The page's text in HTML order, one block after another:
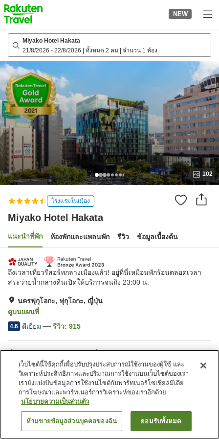
to
top
page
NEW
Miyako Hotel Hakata
21/8/2026 - 22/8/2026 ทั้งหมด 2 คน จำนวน 1 ห้อง
102
โรงแรมในเมือง
Miyako Hotel Hakata
แนะนำที่พัก ห้องพักและแพลนพัก รีวิว ข้อมูลเบื้องต้น
ถึงเวลาเที่ยวรีสอร์ทกลางเมืองแล้ว! อยู่ที่นี่เหมือนพักร้อนตลอดเวลา
สระว่ายน้ำกลางคืนเปิดให้บริการจนถึง 23:00 น.
นครฟุกุโอกะ, ฟุกุโอกะ, ญี่ปุ่น
ดูบนแผนที่
4.6 ดีเยี่ยม รีวิว: 915
เดินห้านาทีถึงสถานี
อ่างน้ำวน
ซาวน่า
สปา/บิวตี้ซาลอน
หน้าแรก ญี่ปุ่น ฟุกุโอกะ
ค้นหาห้องพัก
เว็บไซต์นี้ใช้คุกกี้เพื่อปรับปรุงประสบการณ์ใช้งานของผู้ใช้ และ
วิเคราะห์ประสิทธิภาพและปริมาณการใช้งานบนเว็บไซต์ของเรา
เรายังแบ่งปันข้อมูลการใช้งานไซต์กับพาร์ทเนอร์โซเชียลมีเดีย
การโฆษณาและพาร์ทเนอร์การวิเคราะห์ของเราอีกด้วย
นโยบายความเป็นส่วนตัว
ห้ามขายข้อมูลส่วนบุคคลของฉัน ยอมรับทั้งหมด